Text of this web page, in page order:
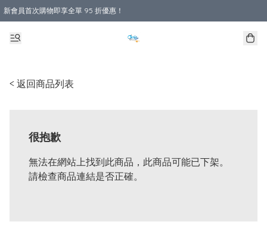
新會員首次購物即享全單 95 折優惠！
購物滿 HKD 800.00即享免運費優惠！（適用於 本地送貨、本地取貨 )
< 返回商品列表
很抱歉
無法在網站上找到此商品，此商品可能已下架。
請檢查商品連結是否正確。